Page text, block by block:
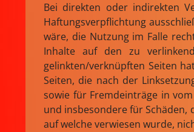
Bei direkten oder indirekten
Haftungsverpflichtung
wäre, die Nutzung im Falle
Inhalte auf den zu
gelinkten/verknüpften Seiten
Seiten, die nach der
sowie für Fremdeinträge in
und insbesondere für
auf welche verwiesen wurde,